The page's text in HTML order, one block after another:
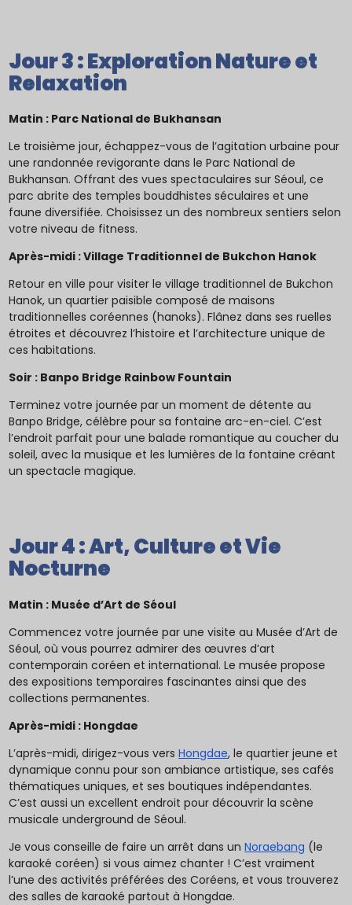
Jour 3 : Exploration Nature et
Relaxation
Matin : Parc National de Bukhansan
Le troisième jour, échappez-vous de l’agitation urbaine pour
une randonnée revigorante dans le Parc National de
Bukhansan. Offrant des vues spectaculaires sur Séoul, ce
parc abrite des temples bouddhistes séculaires et une
faune diversifiée. Choisissez un des nombreux sentiers selon
votre niveau de fitness.
Après-midi : Village Traditionnel de Bukchon Hanok
Retour en ville pour visiter le village traditionnel de Bukchon
Hanok, un quartier paisible composé de maisons
traditionnelles coréennes (hanoks). Flânez dans ses ruelles
étroites et découvrez l’histoire et l’architecture unique de
ces habitations.
Soir : Banpo Bridge Rainbow Fountain
Terminez votre journée par un moment de détente au
Banpo Bridge, célèbre pour sa fontaine arc-en-ciel. C’est
l’endroit parfait pour une balade romantique au coucher du
soleil, avec la musique et les lumières de la fontaine créant
un spectacle magique.
Jour 4 : Art, Culture et Vie
Nocturne
Matin : Musée d’Art de Séoul
Commencez votre journée par une visite au Musée d’Art de
Séoul, où vous pourrez admirer des œuvres d’art
contemporain coréen et international. Le musée propose
des expositions temporaires fascinantes ainsi que des
collections permanentes.
Après-midi : Hongdae
L’après-midi, dirigez-vous versHongdae, le quartier jeune et
dynamique connu pour son ambiance artistique, ses cafés
thématiques uniques, et ses boutiques indépendantes.
C’est aussi un excellent endroit pour découvrir la scène
musicale underground de Séoul.
Je vous conseille de faire un arrêt dans unNoraebang (le
karaoké coréen) si vous aimez chanter ! C’est vraiment
l’une des activités préférées des Coréens, et vous trouverez
des salles de karaoké partout à Hongdae.